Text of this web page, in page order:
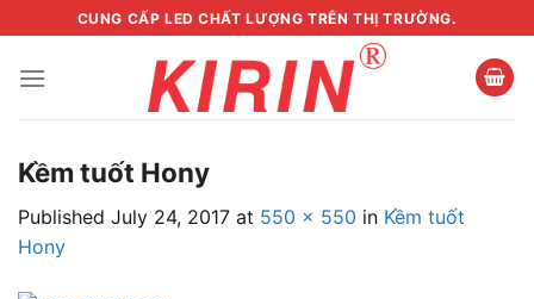
to
content
CUNG CẤP LED CHẤT LƯỢNG TRÊN THỊ TRƯỜNG.
Kềm tuốt Hony
Published July 24, 2017 at 550 × 550 in Kềm tuốt
Hony